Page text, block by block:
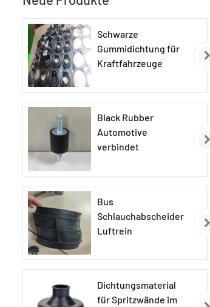
Schwarze
Gummidichtung für
Kraftfahrzeuge
Black Rubber
Automotive
verbindet
Bus
Schlauchabscheider
Luftrein
Dichtungsmaterial
für Spritzwände im